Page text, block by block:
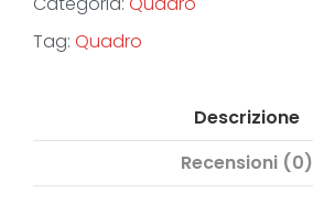
Tag: Quadro
Descrizione
Recensioni (0)